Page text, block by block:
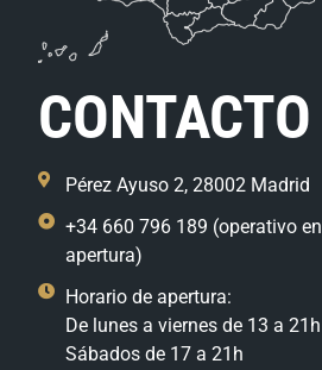
CONTACTO
Pérez Ayuso 2, 28002 Madrid
+34 660 796 189 (operativo
apertura)
Horario de apertura:
De lunes a viernes de 13 a 21h
Sábados de 17 a 21h